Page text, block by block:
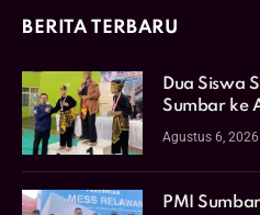
BERITA TERBARU
Dua Siswa
Sumbar ke
Agustus 6, 2026
PMI